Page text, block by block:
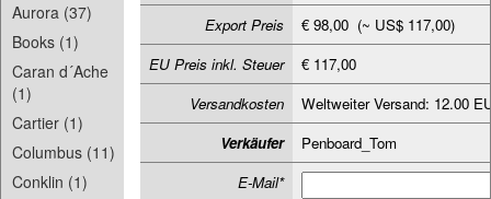
Aurora (37)
Books (1)
Caran d´Ache
(1)
Cartier (1)
Columbus (11)
Conklin (1)
Export Preis
€ 98,00 (~ US$ 117,00)
EU Preis inkl. Steuer
€ 117,00
Versandkosten
Weltweiter Versand: 12.00
Verkäufer
Penboard_Tom
E-Mail*